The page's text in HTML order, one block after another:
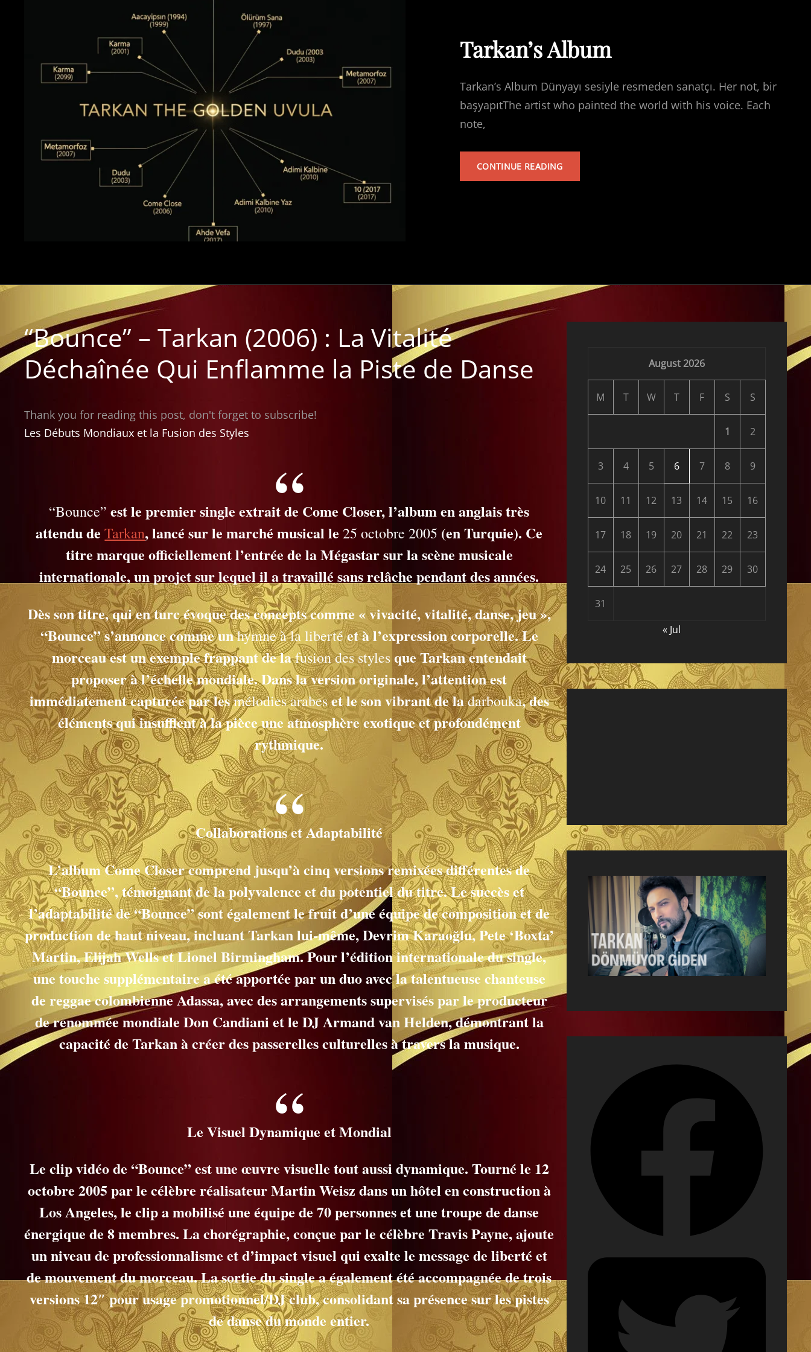
Tarkan’s Album
Tarkan’s Album Dünyayı sesiyle resmeden sanatçı. Her not, bir
başyapıtThe artist who painted the world with his voice. Each
note,
CONTINUE READINGTARKAN’S
“Bounce” – Tarkan (2006) : La Vitalité
Déchaînée Qui Enflamme la Piste de Danse
Thank you for reading this post, don't forget to subscribe!
Les Débuts Mondiaux et la Fusion des Styles
“Bounce” est le premier single extrait de Come Closer, l’album en anglais très
attendu deTarkan, lancé sur le marché musical le25 octobre 2005 (en Turquie). Ce
titre marque officiellement l’entrée de la Mégastar sur la scène musicale
internationale, un projet sur lequel il a travaillé sans relâche pendant des années.
Dès son titre, qui en turc évoque des concepts comme « vivacité, vitalité, danse, jeu »,
“Bounce” s’annonce comme unhymne à la libertéet à l’expression corporelle. Le
morceau est un exemple frappant de lafusion des stylesque Tarkan entendait
proposer à l’échelle mondiale. Dans la version originale, l’attention est
immédiatement capturée par lesmélodies arabeset le son vibrant de ladarbouka, des
éléments qui insufflent à la pièce une atmosphère exotique et profondément
rythmique.
Collaborations et Adaptabilité
L’album Come Closer comprend jusqu’à cinq versions remixées différentes de
“Bounce”, témoignant de la polyvalence et du potentiel du titre. Le succès et
l’adaptabilité de “Bounce” sont également le fruit d’une équipe de composition et de
production de haut niveau, incluant Tarkan lui-même, Devrim Karaoğlu, Pete ‘Boxta’
Martin, Elijah Wells et Lionel Birmingham. Pour l’édition internationale du single,
une touche supplémentaire a été apportée par un duo avec la talentueuse chanteuse
de reggae colombienne Adassa, avec des arrangements supervisés par le producteur
de renommée mondiale Don Candiani et le DJ Armand van Helden, démontrant la
capacité de Tarkan à créer des passerelles culturelles à travers la musique.
Le Visuel Dynamique et Mondial
Le clip vidéo de “Bounce” est une œuvre visuelle tout aussi dynamique. Tourné le 12
octobre 2005 par le célèbre réalisateur Martin Weisz dans un hôtel en construction à
Los Angeles, le clip a mobilisé une équipe de 70 personnes et une troupe de danse
énergique de 8 membres. La chorégraphie, conçue par le célèbre Travis Payne, ajoute
un niveau de professionnalisme et d’impact visuel qui exalte le message de liberté et
de mouvement du morceau. La sortie du single a également été accompagnée de trois
versions 12″ pour usage promotionnel/DJ club, consolidant sa présence sur les pistes
de danse du monde entier.
August 2026
M T W T F S S
1 2
3 4 5 6 7 8 9
10 11 12 13 14 15 16
17 18 19 20 21 22 23
24 25 26 27 28 29 30
31
« Jul